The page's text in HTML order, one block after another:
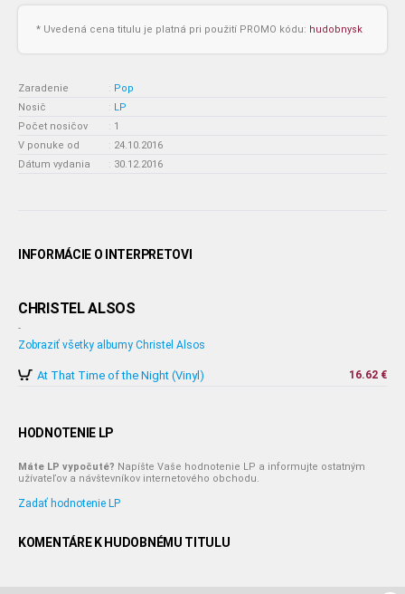
* Uvedená cena titulu je platná pri použití PROMO kódu: hudobnysk
Zaradenie : Pop
Nosič
: LP
Počet nosičov
: 1
V ponuke od
: 24.10.2016
Dátum vydania
: 30.12.2016
INFORMÁCIE O INTERPRETOVI
CHRISTEL ALSOS
-
Zobraziť všetky albumy Christel Alsos
At That Time of the Night (Vinyl) 16.62 €
HODNOTENIE LP
Máte LP vypočuté? Napíšte Vaše hodnotenie LP a informujte ostatným
užívateľov a návštevníkov internetového obchodu.
Zadať hodnotenie LP
KOMENTÁRE K HUDOBNÉMU TITULU